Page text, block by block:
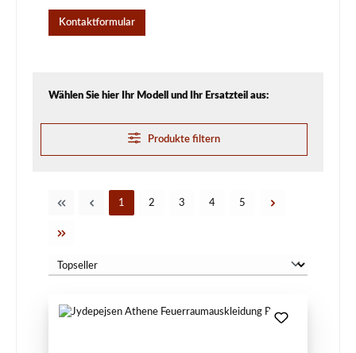
Kontaktformular
Wählen Sie hier Ihr Modell und Ihr Ersatzteil aus:
Produkte filtern
Seite
1 Seite
2 Seite
3 Seite
4 Seite
5